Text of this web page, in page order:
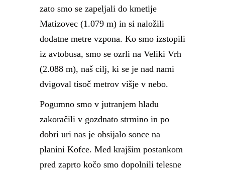
zato smo se zapeljali do kmetije
Matizovec (1.079 m) in si naložili
dodatne metre vzpona. Ko smo izstopili
iz avtobusa, smo se ozrli na Veliki Vrh
(2.088 m), naš cilj, ki se je nad nami
dvigoval tisoč metrov višje v nebo.
Pogumno smo v jutranjem hladu
zakoračili v gozdnato strmino in po
dobri uri nas je obsijalo sonce na
planini Kofce. Med krajšim postankom
pred zaprto kočo smo dopolnili telesne